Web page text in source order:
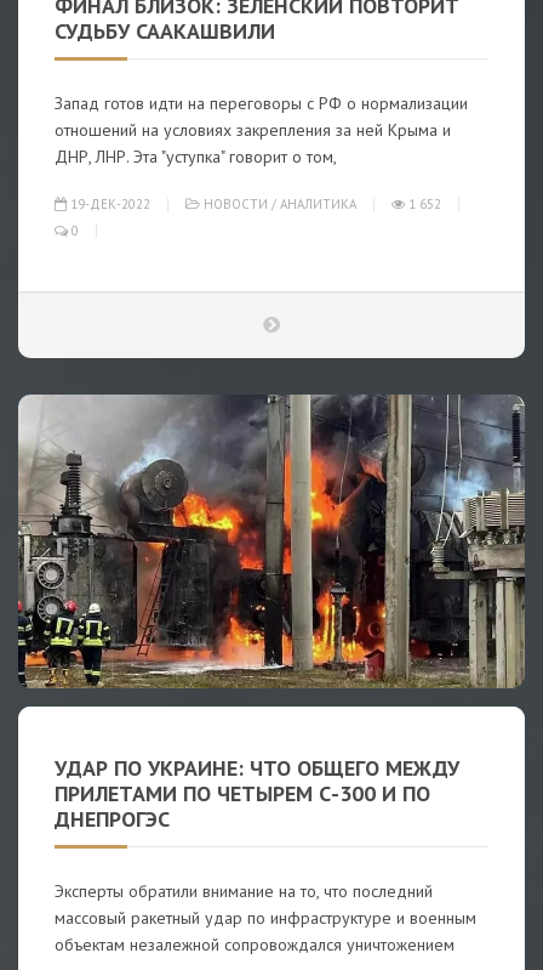
ФИНАЛ БЛИЗОК: ЗЕЛЕНСКИЙ ПОВТОРИТ
СУДЬБУ СААКАШВИЛИ
Запад готов идти на переговоры с РФ о нормализации
отношений на условиях закрепления за ней Крыма и
ДНР, ЛНР. Эта "уступка" говорит о том,
19-ДЕК-2022 НОВОСТИ / АНАЛИТИКА
1 652
0
УДАР ПО УКРАИНЕ: ЧТО ОБЩЕГО МЕЖДУ
ПРИЛЕТАМИ ПО ЧЕТЫРЕМ С-300 И ПО
ДНЕПРОГЭС
Эксперты обратили внимание на то, что последний
массовый ракетный удар по инфраструктуре и военным
объектам незалежной сопровождался уничтожением